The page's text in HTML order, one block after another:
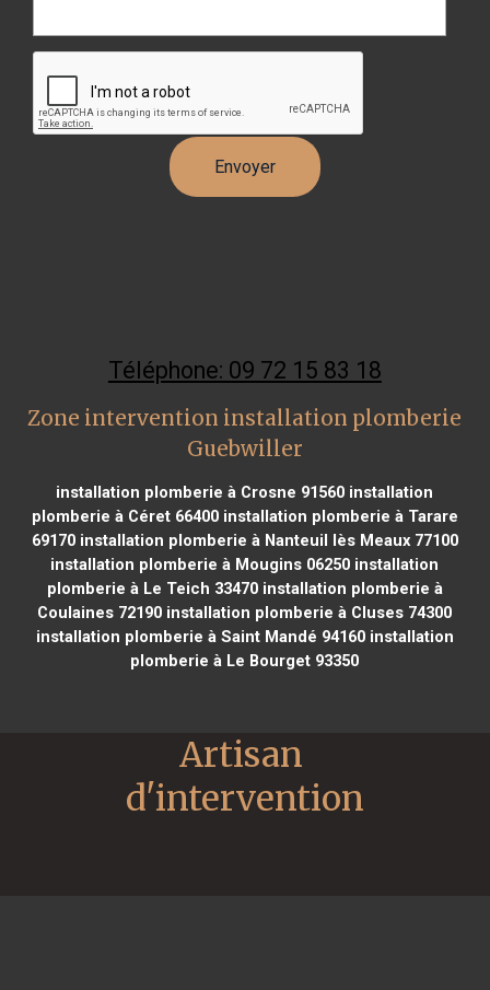
Téléphone: 09 72 15 83 18
Zone intervention installation plomberie
Guebwiller
installation plomberie à Crosne 91560 installation
plomberie à Céret 66400installation plomberie à Tarare
69170installation plomberie à Nanteuil lès Meaux 77100
installation plomberie à Mougins 06250 installation
plomberie à Le Teich 33470installation plomberie à
Coulaines 72190 installation plomberie à Cluses 74300
installation plomberie à Saint Mandé 94160installation
plomberie à Le Bourget 93350
Artisan
d'intervention